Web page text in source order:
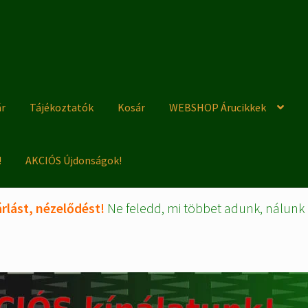
Tájékoztatók Kosár WEBSHOP Árucikkek
AKCIÓS Újdonságok!
nézelődést! Ne feledd, mi többet adunk,